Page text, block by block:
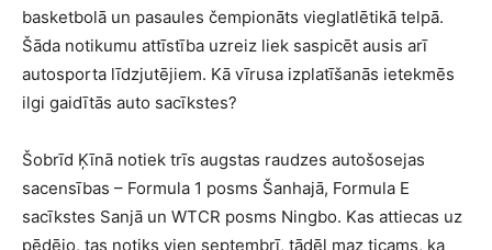
basketbolā un pasaules čempionāts vieglatlētikā telpā.
Šāda notikumu attīstība uzreiz liek saspicēt ausis arī
autosporta līdzjutējiem. Kā vīrusa izplatīšanās ietekmēs
ilgi gaidītās auto sacīkstes?
Šobrīd Ķīnā notiek trīs augstas raudzes autošosejas
sacensības – Formula 1 posms Šanhajā, Formula E
sacīkstes Sanjā un WTCR posms Ningbo. Kas attiecas uz
pēdējo, tas notiks vien septembrī, tādēļ maz ticams, ka